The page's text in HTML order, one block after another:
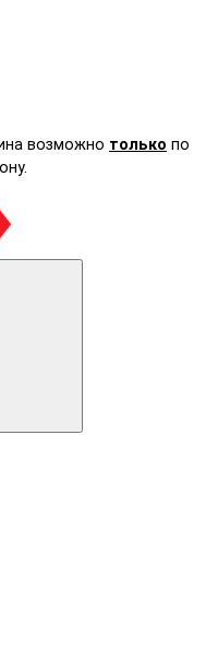
возможно только по